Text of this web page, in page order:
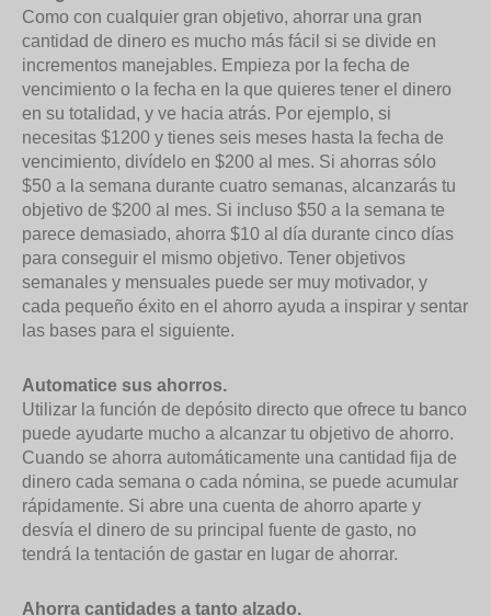
Como con cualquier gran objetivo, ahorrar una gran
cantidad de dinero es mucho más fácil si se divide en
incrementos manejables. Empieza por la fecha de
vencimiento o la fecha en la que quieres tener el dinero
en su totalidad, y ve hacia atrás. Por ejemplo, si
necesitas $1200 y tienes seis meses hasta la fecha de
vencimiento, divídelo en $200 al mes. Si ahorras sólo
$50 a la semana durante cuatro semanas, alcanzarás tu
objetivo de $200 al mes. Si incluso $50 a la semana te
parece demasiado, ahorra $10 al día durante cinco días
para conseguir el mismo objetivo. Tener objetivos
semanales y mensuales puede ser muy motivador, y
cada pequeño éxito en el ahorro ayuda a inspirar y sentar
las bases para el siguiente.
Automatice sus ahorros.
Utilizar la función de depósito directo que ofrece tu banco
puede ayudarte mucho a alcanzar tu objetivo de ahorro.
Cuando se ahorra automáticamente una cantidad fija de
dinero cada semana o cada nómina, se puede acumular
rápidamente. Si abre una cuenta de ahorro aparte y
desvía el dinero de su principal fuente de gasto, no
tendrá la tentación de gastar en lugar de ahorrar.
Ahorra cantidades a tanto alzado.